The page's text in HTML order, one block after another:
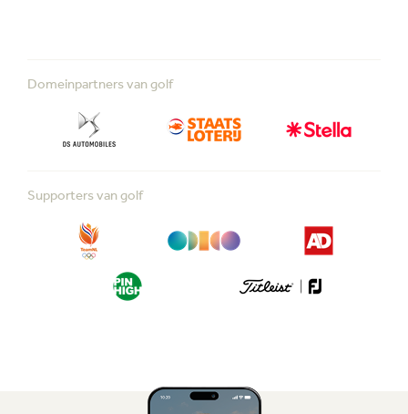
Domeinpartners van golf
Supporters van golf